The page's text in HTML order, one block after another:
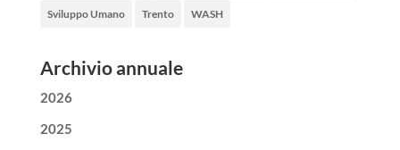
Sviluppo Umano Trento WASH
Archivio annuale
2026
2025